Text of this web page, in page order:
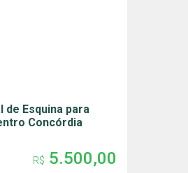
de Esquina para
Concórdia
R$ 5.500,00